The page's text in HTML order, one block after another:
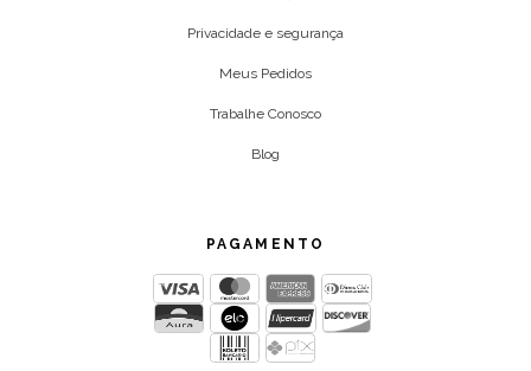
Privacidade e segurança
Meus Pedidos
Trabalhe Conosco
Blog
PAGAMENTO